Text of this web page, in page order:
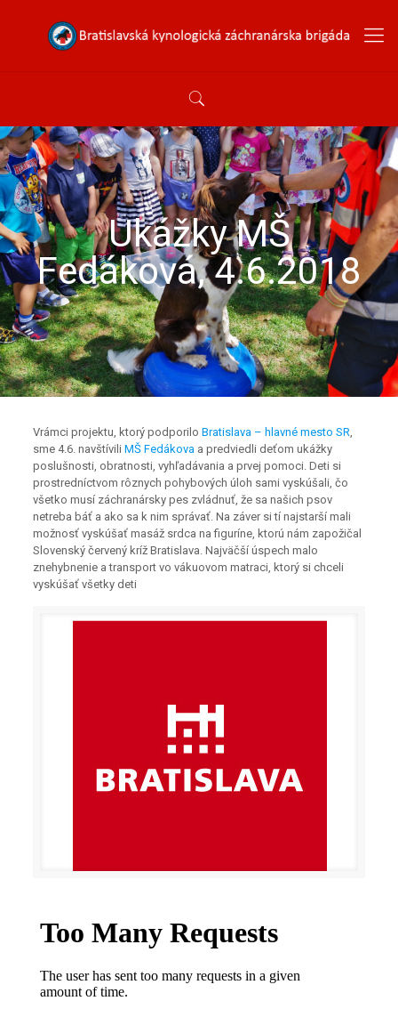
Ukážky MŠ
Fedáková, 4.6.2018
Vrámci projektu, ktorý podporilo Bratislava – hlavné mesto SR,
sme 4.6. navštívili MŠ Fedákovaa predviedli deťom ukážky
poslušnosti, obratnosti, vyhľadávania a prvej pomoci. Deti si
prostredníctvom rôznych pohybových úloh sami vyskúšali, čo
všetko musí záchranársky pes zvládnuť, že sa našich psov
netreba báť a ako sa k nim správať. Na záver si tí najstarší mali
možnosť vyskúšať masáž srdca na figuríne, ktorú nám zapožičal
Slovenský červený kríž Bratislava. Najväčší úspech malo
znehybnenie a transport vo vákuovom matraci, ktorý si chceli
vyskúšať všetky deti